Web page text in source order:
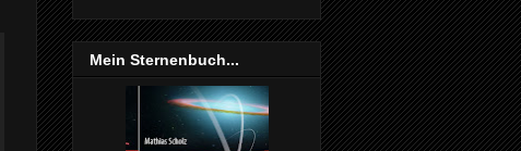
Mein Sternenbuch...